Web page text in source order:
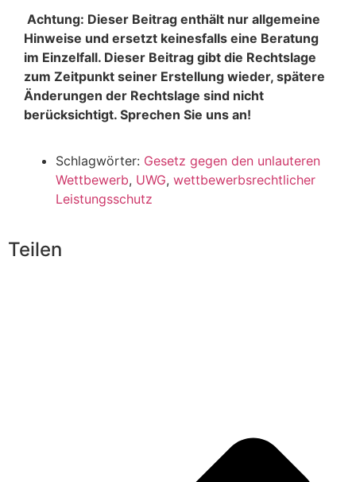
Achtung: Dieser Beitrag enthält nur allgemeine
Hinweise und ersetzt keinesfalls eine Beratung
im Einzelfall. Dieser Beitrag gibt die Rechtslage
zum Zeitpunkt seiner Erstellung wieder, spätere
Änderungen der Rechtslage sind nicht
berücksichtigt. Sprechen Sie uns an!
Schlagwörter: Gesetz gegen den unlauteren
Wettbewerb, UWG, wettbewerbsrechtlicher
Leistungsschutz
Teilen